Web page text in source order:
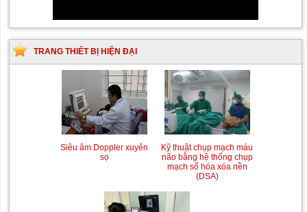
TRANG THIẾT BỊ HIỆN ĐẠI
Siêu âm Doppler xuyên
sọ
Kỹ thuật chụp mạch máu
não bằng hệ thống chụp
mạch số hóa xóa nền
(DSA)